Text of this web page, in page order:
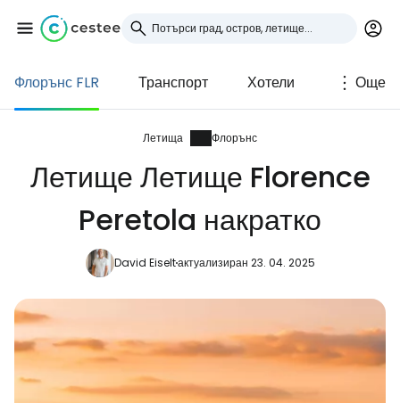
Флорънс FLR Транспорт Хотели Още
Летища Флорънс
Летище Летище Florence
Peretola накратко
David Eiseltактуализиран 23. 04. 2025
Влезте в Cestee
... световната общност на туристите
Продължете с Google
Продължете с Facebook
Продължете с имейл